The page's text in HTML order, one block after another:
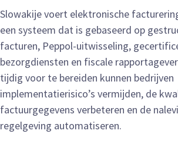
Slowakije voert elektronische
een systeem dat is gebaseerd op
facturen, Peppol-uitwisseling,
bezorgdiensten en fiscale
tijdig voor te bereiden kunnen bedrijven
implementatierisico’s vermijden, de
factuurgegevens verbeteren en de
regelgeving automatiseren.